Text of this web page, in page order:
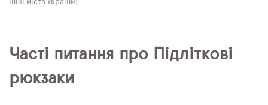
інші міста України!
Часті питання про Підліткові
рюкзаки